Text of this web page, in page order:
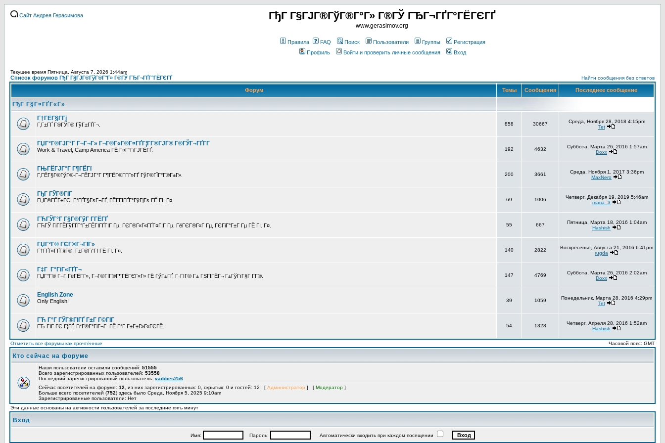
Сайт Андрея Герасимова ГђГ Г§ГЈГ®ГўГ®Г°Г» Г®ГЎ ГЂГ¬ГҐГ°ГЁГЄГҐ
www.gerasimov.org
Правила FAQ Поиск Пользователи Группы
Регистрация
Профиль
Войти и проверить личные сообщения Вход
Текущее время Пятница, Августа 7, 2026 1:44am
Список форумов ГђГ Г§ГЈГ®ГўГ®Г°Г» Г®ГЎ ГЂГ¬ГҐГ°ГЁГЄГҐ Найти сообщения без ответов
Форум Темы Сообщения Последнее сообщение
ГђГ Г§Г¤ГҐГ«Г»
Г†ГЁГ§Г­Гј
Г‚Г±ГҐ Г®ГЎГ® ГўГ±ГҐГ¬. 858 30667
Среда, Ноября 28, 2018 4:15pm
Tet
ГЏГ°Г®ГЈГ°Г Г¬Г¬Г» Г¬Г®Г«Г®Г¤ГҐГ¦Г­Г®ГЈГ® Г®ГЎГ¬ГҐГ­Г
Work & Travel, Camp America ГЁ Г¤Г°ГіГЈГЁГҐ. 192 4632
Суббота, Марта 26, 2016 1:57am
Doxx
ГЊГЁГЈГ°Г Г¶ГЁГї
Г‚ГЁГ§Г®ГўГ®-Г¬ГЁГЈГ°Г Г¶ГЁГ®Г­Г­Г»ГҐ ГўГ®ГЇГ°Г®Г±Г». 200 3661
Среда, Ноября 1, 2017 3:36pm
MaxNero
ГђГ ГЎГ®ГІГ
ГЏГ®ГЁГ±ГЄ, Г°ГҐГ§ГѕГ¬ГҐ, ГЁГ­ГІГҐГ°ГўГјГѕ ГЁ ГІ. Г¤. 69 1006
Четверг, Декабря 19, 2019 5:46am
maria_3
ГЋГЎГ°Г Г§Г®ГўГ Г­ГЁГҐ
ГЋГЎ ГіГ­ГЁГўГҐГ°Г±ГЁГІГҐГІГ Гµ, ГЄГ®Г«Г«ГҐГ¤Г¦Г Гµ, ГёГЄГ®Г«Г Гµ, ГЄГіГ°Г±Г Гµ ГЁ ГІ. Г¤. 55 667
Пятница, Марта 18, 2016 1:04am
Hashish
ГЏГ°Г® ГЄГ®Г¬ГЇГ»
Г†ГҐГ«ГҐГ§Г®, Г±Г®ГґГІ ГЁ ГІ. Г¤. 140 2822
Воскресенье, Августа 21, 2016 6:41pm
rugda
Г‡Г Г°ГіГ«ГҐГ¬
ГЏГ°Г® Г¬Г ГёГЁГ­Г», Г¬Г®ГІГ®Г¶ГЁГЄГ«Г» ГЁ ГўГ±ГҐ, Г·ГІГ® Г± ГЅГІГЁГ¬ Г±ГўГїГ§Г Г­Г®. 147 4769
Суббота, Марта 26, 2016 2:02am
Doxx
English Zone
Only English! 39 1059
Понедельник, Марта 28, 2016 4:29pm
Tet
ГЋ Г°Г ГЎГ®ГІГҐ Г±Г Г©ГІГ
ГЂ ГІГ ГЄ Г¦ГҐ, ГґГ®Г°ГіГ¬Г ГЁ Г°Г Г±Г±Г»Г«ГЄГЁ. 54 1328
Четверг, Апреля 28, 2016 1:52am
Hashish
Отметить все форумы как прочтённые Часовой пояс: GMT
Кто сейчас на форуме
Наши пользователи оставили сообщений: 51555
Всего зарегистрированных пользователей: 53558
Последний зарегистрированный пользователь: vaibbes256
Сейчас посетителей на форуме: 12 , из них зарегистрированных: 0, скрытых: 0 и гостей: 12 [ Администратор ] [ Модератор ]
Больше всего посетителей (752) здесь было Среда, Ноября 5, 2025 9:10am
Зарегистрированные пользователи: Нет
Эти данные основаны на активности пользователей за последние пять минут
Вход
Имя: Пароль: Автоматически входить при каждом посещении